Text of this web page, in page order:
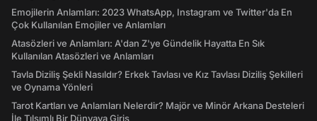
Emojilerin Anlamları: 2023 WhatsApp, Instagram ve Twitter'da En
Çok Kullanılan Emojiler ve Anlamları
Atasözleri ve Anlamları: A'dan Z'ye Gündelik Hayatta En Sık
Kullanılan Atasözleri ve Anlamları
Tavla Diziliş Şekli Nasıldır? Erkek Tavlası ve Kız Tavlası Diziliş Şekilleri
ve Oynama Yönleri
Tarot Kartları ve Anlamları Nelerdir? Majör ve Minör Arkana Desteleri
İle Tılsımlı Bir Dünyaya Giriş